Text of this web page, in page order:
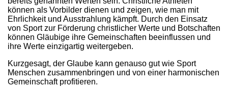
können als Vorbilder dienen und zeigen, wie man mit
Ehrlichkeit und Ausstrahlung kämpft. Durch den Einsatz
von Sport zur Förderung christlicher Werte und Botschaften
können Gläubige ihre Gemeinschaften beeinflussen und
ihre Werte einzigartig weitergeben.
Kurzgesagt, der Glaube kann genauso gut wie Sport
Menschen zusammenbringen und von einer harmonischen
Gemeinschaft profitieren.